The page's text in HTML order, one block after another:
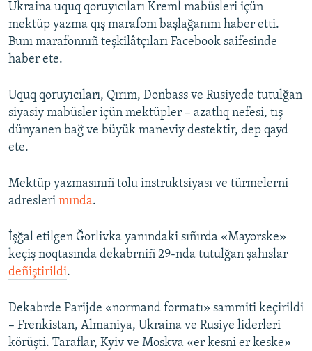
QOŞULIÑIZ!
Ukraina uquq qoruyıcıları Kreml mabüsleri içün
mektüp yazma qış marafonı başlağanını haber etti.
Bunı marafonnıñ teşkilâtçıları Facebook saifesinde
haber ete.
Uquq qoruyıcıları, Qırım, Donbass ve Rusiyede tutulğan
siyasiy mabüsler içün mektüpler – azatlıq nefesi, tış
dünyanen bağ ve büyük maneviy destektir, dep qayd
ete.
Mektüp yazmasınıñ tolu instruktsiyası ve türmelerni
adresleri mında.
İşğal etilgen Ğorlivka yanındaki sıñırda «Mayorske»
keçiş noqtasında dekabrniñ 29-nda tutulğan şahıslar
deñiştirildi.
Dekabrde Parijde «normand formatı» sammiti keçirildi
– Frenkistan, Almaniya, Ukraina ve Rusiye liderleri
körüşti. Taraflar, Kyiv ve Moskva «er kesni er keske»